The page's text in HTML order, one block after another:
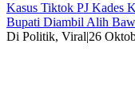
Kasus Tiktok PJ Kades
Bupati Diambil Alih
Di Politik, Viral|26